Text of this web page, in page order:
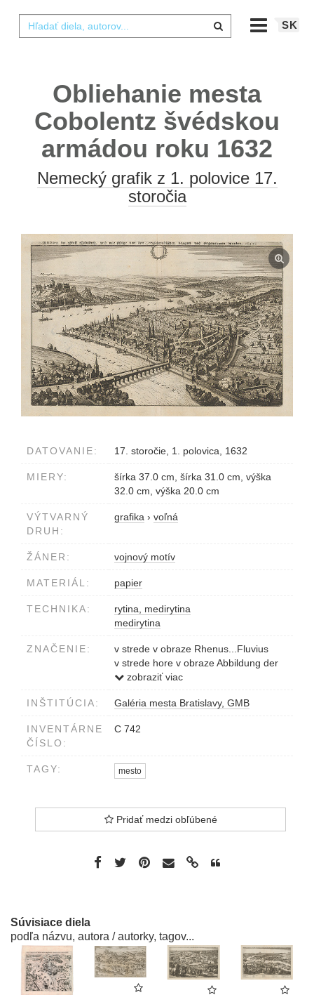
SK
Obliehanie mesta
Cobolentz švédskou
armádou roku 1632
Nemecký grafik z 1. polovice 17.
storočia
DATOVANIE: 17. storočie, 1. polovica, 1632
MIERY:
šírka 37.0 cm, šírka 31.0 cm, výška
32.0 cm, výška 20.0 cm
VÝTVARNÝ
DRUH:
grafika › voľná
ŽÁNER: vojnový motív
MATERIÁL: papier
TECHNIKA:
rytina, medirytina
medirytina
ZNAČENIE:
v strede v obraze Rhenus...Fluvius
v strede hore v obraze Abbildung der
Statt....1632
zobraziť viac
INŠTITÚCIA: Galéria mesta Bratislavy, GMB
INVENTÁRNE
ČÍSLO:
C 742
TAGY: mesto
Pridať medzi obľúbené
Súvisiace diela
podľa názvu, autora / autorky, tagov...